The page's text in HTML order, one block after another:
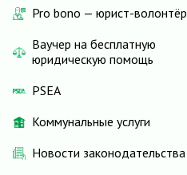
Pro bono — юрист-волонтёр
Ваучер на бесплатную
юридическую помощь
PSEA
Коммунальные услуги
Новости законодательства